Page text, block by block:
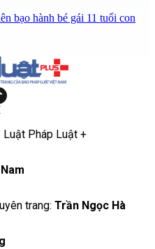
bạo hành bé gái 11 tuổi con
Luật Pháp Luật +
trang: Trần Ngọc Hà